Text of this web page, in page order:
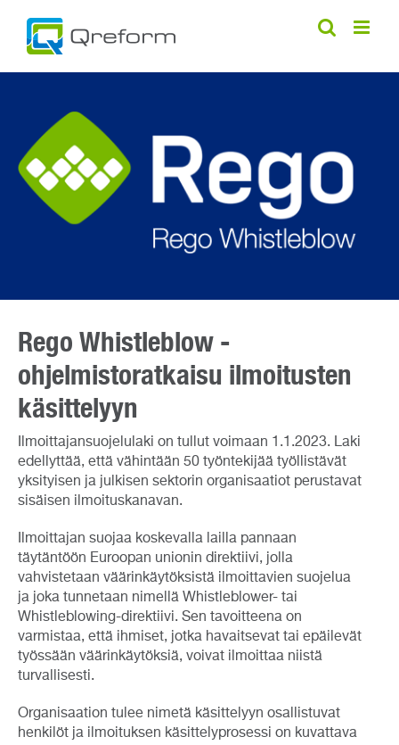
content
Rego Whistleblow -
ohjelmistoratkaisu ilmoitusten
käsittelyyn
Ilmoittajansuojelulaki on tullut voimaan 1.1.2023. Laki
edellyttää, että vähintään 50 työntekijää työllistävät
yksityisen ja julkisen sektorin organisaatiot perustavat
sisäisen ilmoituskanavan.
Ilmoittajan suojaa koskevalla lailla pannaan
täytäntöön Euroopan unionin direktiivi, jolla
vahvistetaan väärinkäytöksistä ilmoittavien suojelua
ja joka tunnetaan nimellä Whistleblower- tai
Whistleblowing-direktiivi. Sen tavoitteena on
varmistaa, että ihmiset, jotka havaitsevat tai epäilevät
työssään väärinkäytöksiä, voivat ilmoittaa niistä
turvallisesti.
Organisaation tulee nimetä käsittelyyn osallistuvat
henkilöt ja ilmoituksen käsittelyprosessi on kuvattava